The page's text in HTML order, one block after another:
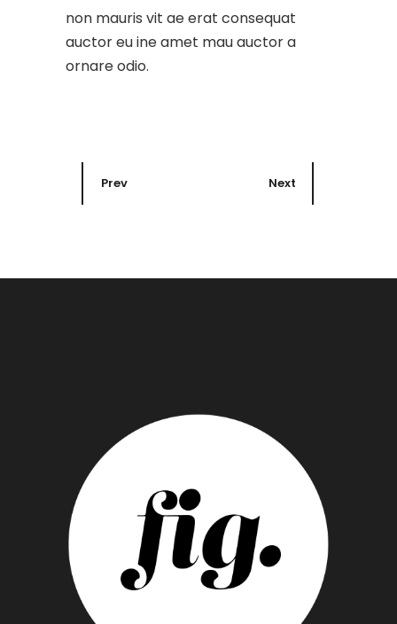
non mauris vit ae erat consequat
auctor eu ine amet mau auctor a
ornare odio.
Prev Next